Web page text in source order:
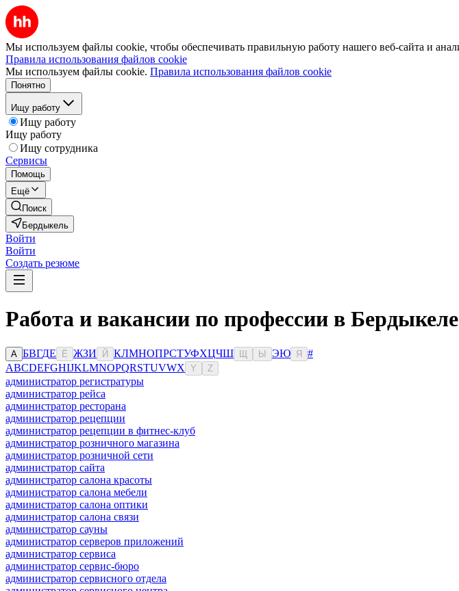
Мы используем файлы cookie, чтобы обеспечивать правильную работу нашего веб-сайта и
Правила использования файлов cookie
Мы используем файлы cookie. Правила использования файлов cookie
Понятно
Ищу работу
Ищу работу
Ищу работу
Ищу сотрудника
Сервисы
Помощь
Ещё
Поиск
Бердыкель
Войти
Войти
Создать резюме
Работа и вакансии по профессии в Бердыкеле
А БВГДЕ Ё ЖЗИ Й КЛМНОПРСТУФХЦЧШ Ы ЭЮ Я
#
ABCDEFGHIJKLMNOPQRSTUVWX Y Z
администратор регистратуры
администратор рейса
администратор ресторана
администратор рецепции
администратор рецепции в фитнес-клуб
администратор розничного магазина
администратор розничной сети
администратор сайта
администратор салона красоты
администратор салона мебели
администратор салона оптики
администратор салона связи
администратор сауны
администратор серверов приложений
администратор сервиса
администратор сервис-бюро
администратор сервисного отдела